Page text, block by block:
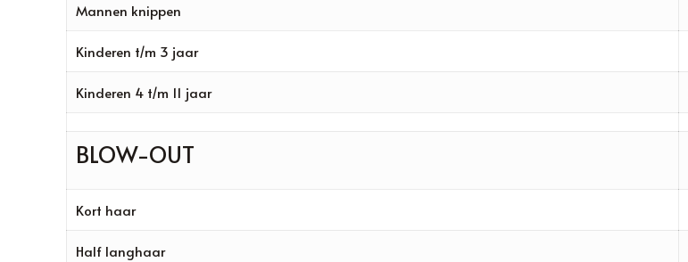
Mannen knippen
Kinderen t/m 3 jaar
Kinderen 4 t/m 11 jaar
BLOW-OUT
Kort haar
Half langhaar